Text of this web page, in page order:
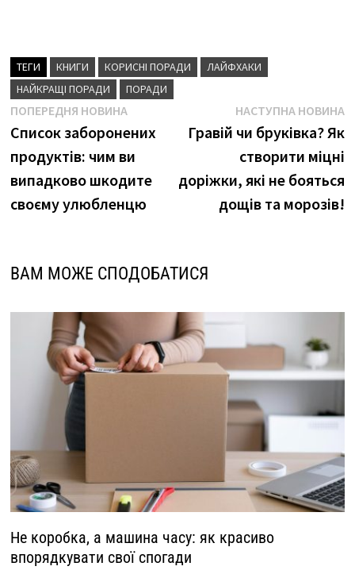
ТЕГИ КНИГИ КОРИСНІ ПОРАДИ
ЛАЙФХАКИ
НАЙКРАЩІ ПОРАДИ
ПОРАДИ
Навігація
записів
ПОПЕРЕДНЯ НОВИНАПопередня
новина
Список заборонених
продуктів: чим ви
випадково шкодите
своєму улюбленцю
НАСТУПНА НОВИНА
Гравій чи бруківка? Як
створити міцні
доріжки, які не бояться
дощів та морозів!
ВАМ МОЖЕ СПОДОБАТИСЯ
Не коробка, а машина часу: як красиво
впорядкувати свої спогади